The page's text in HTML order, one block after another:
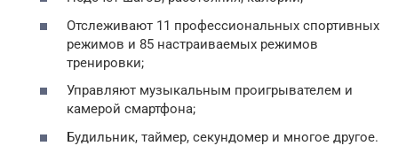
Отслеживают 11 профессиональных спортивных
режимов и 85 настраиваемых режимов
тренировки;
Управляют музыкальным проигрывателем и
камерой смартфона;
Будильник, таймер, секундомер и многое другое.